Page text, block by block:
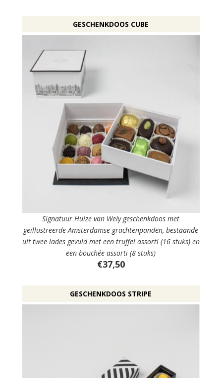
GESCHENKDOOS CUBE
Signatuur Huize van Wely geschenkdoos met
geïllustreerde Amsterdamse grachtenpanden, bestaande
uit twee lades gevuld met een truffel assorti (16 stuks) en
een bouchée assorti (8 stuks)
€37,50
GESCHENKDOOS STRIPE